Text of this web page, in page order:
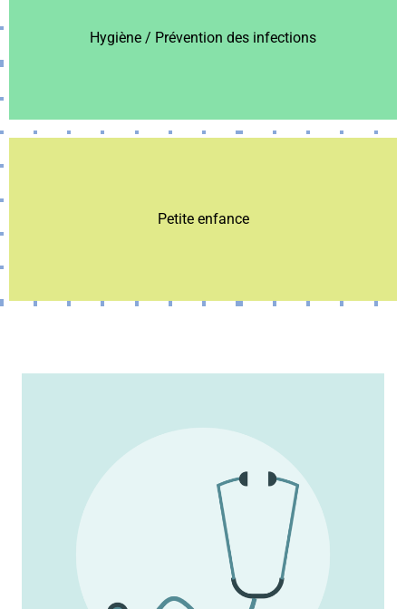
Hygiène / Prévention des infections
Hygiène / Prévention des infections
Petite enfance
Petite enfance